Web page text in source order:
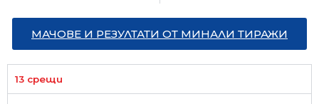
МАЧОВЕ И РЕЗУЛТАТИ ОТ МИНАЛИ ТИРАЖИ
13 срещи